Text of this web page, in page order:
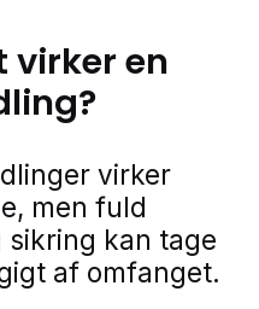
virker en
virker
men fuld
kan tage
af omfanget.